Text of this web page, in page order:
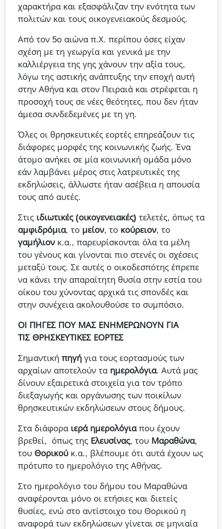
χαρακτήρα και εξασφάλιζαν την ενότητα των
πολιτών και τους οικογενειακούς δεσμούς.
Από τον 5ο αιώνα π.Χ. περίπου όσες είχαν
σχέση με τη γεωργία και γενικά με την
καλλιέργεια της γης χάνουν την αξία τους,
λόγω της αστικής ανάπτυξης την εποχή αυτή
στην Αθήνα και στον Πειραιά και στρέφεται η
προσοχή τους σε νέες θεότητες, που δεν ήταν
άμεσα συνδεδεμένες με τη γη.
Όλες οι θρησκευτικές εορτές επηρεάζουν τις
διάφορες μορφές της κοινωνικής ζωής. Ένα
άτομο ανήκει σε μία κοινωνική ομάδα μόνο
εάν λαμβάνει μέρος στις λατρευτικές της
εκδηλώσεις, άλλωστε ήταν ασέβεια η απουσία
τους από αυτές.
Στις ιδιωτικές (οικογενειακές) τελετές, όπως τα
αμφιδρόμια, το μείον, το κούρειον, το
γαμήλιον κ.α., παρευρίσκονται όλα τα μέλη
του γένους και γίνονται πιο στενές οι σχέσεις
μεταξύ τους. Σε αυτές ο οικοδεσπότης έπρεπε
να κάνει την απαραίτητη θυσία στην εστία του
οίκου του χύνοντας αρχικά τις σπονδές και
στην συνέχεια ακολουθούσε το συμπόσιο.
ΟΙ ΠΗΓΕΣ ΠΟΥ ΜΑΣ ΕΝΗΜΕΡΩΝΟΥΝ ΓΙΑ
ΤΙΣ ΘΡΗΣΚΕΥΤΙΚΕΣ ΕΟΡΤΕΣ
Σημαντική πηγή για τους εορτασμούς των
αρχαίων αποτελούν τα ημερολόγια. Αυτά μας
δίνουν εξαιρετικά στοιχεία για τον τρόπο
διεξαγωγής και οργάνωσης των ποικίλων
θρησκευτικών εκδηλώσεων στους δήμους.
Στα διάφορα ιερά ημερολόγια που έχουν
βρεθεί, όπως της Ελευσίνας, του Μαραθώνα,
του Θορικού κ.α., βλέπουμε ότι αυτά έχουν ως
πρότυπο το ημερολόγιο της Αθήνας.
Στο ημερολόγιο του δήμου του Μαραθώνα
αναφέρονται μόνο οι ετήσιες και διετείς
θυσίες, ενώ στο αντίστοιχο του Θορικού η
αναφορά των εκδηλώσεων γίνεται σε μηνιαία